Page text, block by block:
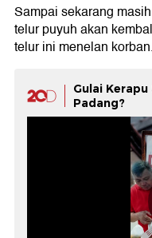
Sampai sekarang
telur puyuh akan
telur ini menelan korban.
Gulai
Padang?